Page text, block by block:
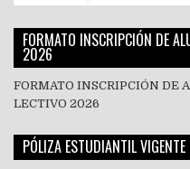
FORMATO INSCRIPCIÓN DE
2026
FORMATO INSCRIPCIÓN DE
LECTIVO 2026
PÓLIZA ESTUDIANTIL VIGENTE